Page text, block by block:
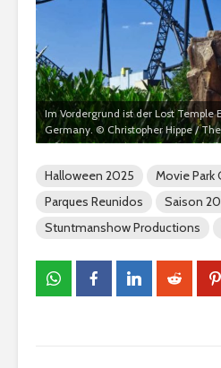
Im Vordergrund ist der Lost Temple
Germany. © Christopher Hippe /
Halloween 2025
Movie Park
Parques Reunidos
Saison
Stuntmanshow Productions